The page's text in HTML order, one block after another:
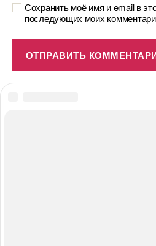
Сохранить моё имя и email в
последующих моих